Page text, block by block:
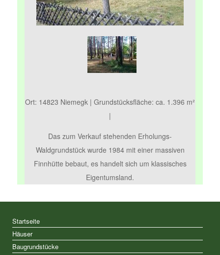
Ort: 14823 Niemegk | Grundstücksfläche: ca. 1.396 m²
|
Das zum Verkauf stehenden Erholungs-
Waldgrundstück wurde 1984 mit einer massiven
Finnhütte bebaut, es handelt sich um klassisches
Eigentumsland.
Startseite
Häuser
Baugrundstücke